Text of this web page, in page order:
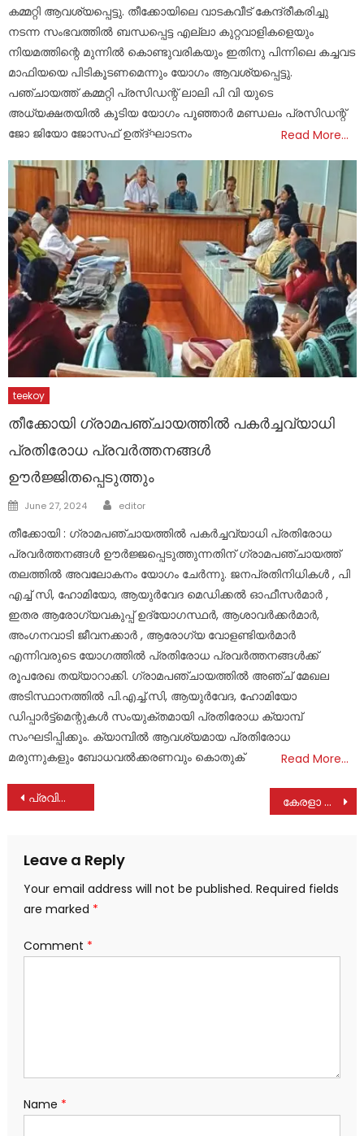
കമ്മറ്റി ആവശ്യപ്പെട്ടു. തീക്കോയിലെ വാടകവീട് കേന്ദ്രീകരിച്ചു
നടന്ന സംഭവത്തിൽ ബന്ധപ്പെട്ട എല്ലാ കുറ്റവാളികളെയും
നിയമത്തിന്റെ മുന്നിൽ കൊണ്ടുവരികയും ഇതിനു പിന്നിലെ കച്ചവട
മാഫിയയെ പിടികൂടണമെന്നും യോഗം ആവശ്യപ്പെട്ടു.
പഞ്ചായത്ത്‌ കമ്മറ്റി പ്രസിഡന്റ്‌ ലാലി പി വി യുടെ
അധ്യക്ഷതയിൽ കൂടിയ യോഗം പൂഞ്ഞാർ മണ്ഡലം പ്രസിഡന്റ്‌
ജോ ജിയോ ജോസഫ് ഉത്ദ്ഘാടനം
Read More…
teekoy
തീക്കോയി ഗ്രാമപഞ്ചായത്തിൽ പകർച്ചവ്യാധി
പ്രതിരോധ പ്രവർത്തനങ്ങൾ
ഊർജ്ജിതപ്പെടുത്തും
Posted
June 27, 2024 Author
editor
തീക്കോയി : ഗ്രാമപഞ്ചായത്തിൽ പകർച്ചവ്യാധി പ്രതിരോധ
പ്രവർത്തനങ്ങൾ ഊർജ്ജപ്പെടുത്തുന്നതിന് ഗ്രാമപഞ്ചായത്ത്
തലത്തിൽ അവലോകനം യോഗം ചേർന്നു. ജനപ്രതിനിധികൾ , പി
എച്ച് സി, ഹോമിയോ, ആയുർവേദ മെഡിക്കൽ ഓഫീസർമാർ ,
ഇതര ആരോഗ്യവകുപ്പ് ഉദ്യോഗസ്ഥർ, ആശാവർക്കർമാർ,
അംഗനവാടി ജീവനക്കാർ , ആരോഗ്യ വോളണ്ടിയർമാർ
എന്നിവരുടെ യോഗത്തിൽ പ്രതിരോധ പ്രവർത്തനങ്ങൾക്ക്
രൂപരേഖ തയ്യാറാക്കി. ഗ്രാമപഞ്ചായത്തിൽ അഞ്ച് മേഖല
അടിസ്ഥാനത്തിൽ പി.എച്ച്.സി, ആയുർവേദ, ഹോമിയോ
ഡിപ്പാർട്ട്മെന്റുകൾ സംയുക്തമായി പ്രതിരോധ ക്യാമ്പ്
സംഘടിപ്പിക്കും. ക്യാമ്പിൽ ആവശ്യമായ പ്രതിരോധ
മരുന്നുകളും ബോധവൽക്കരണവും കൊതുക്
Read More…
Post
പ്രവിത്താനം സെന്റ് മൈക്കിൾസ് ഹയർ സെക്കൻഡറി സ്കൂളിൽ നവീകരിച്ച കമ്പ്യൂട്ടർ ലാബും , ഹൈടെക് ക്ലാസ് റൂമും ഉദ്ഘാടനം ചെയ്തു കേരളാ സ്റ്റേറ്റ് സർവ്വീസ് പെൻഷനേഴ്സ് യൂണിയൻ കുടുബമേളയും വനിതാ സാംസ്കാരിക വേദി സംഗമവും പൂഞ്ഞാറിൽ നടന്നു
Leave a Reply
Your email address will not be published. Required fields
are marked *
Comment *
Name *